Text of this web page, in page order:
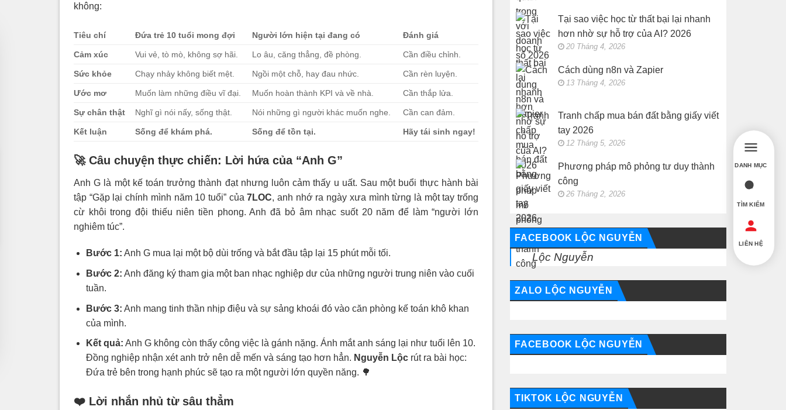
không:
Tiêu chí Đứa trẻ 10 tuổi mong đợi Người lớn hiện tại đang có Đánh giá
Cảm xúc Vui vẻ, tò mò, không sợ hãi. Lo âu, căng thẳng, đề phòng. Cần điều chỉnh.
Sức khỏe Chạy nhảy không biết mệt. Ngồi một chỗ, hay đau nhức. Cần rèn luyện.
Ước mơ Muốn làm những điều vĩ đại. Muốn hoàn thành KPI và về nhà. Cần thắp lửa.
Sự chân thật Nghĩ gì nói nấy, sống thật. Nói những gì người khác muốn nghe. Cần can đảm.
Kết luận Sống để khám phá. Sống để tồn tại. Hãy tái sinh ngay!
🚀 Câu chuyện thực chiến: Lời hứa của “Anh G”
Anh G là một kế toán trưởng thành đạt nhưng luôn cảm thấy u uất. Sau một buổi thực hành bài
tập “Gặp lại chính mình năm 10 tuổi” của7LOC, anh nhớ ra ngày xưa mình từng là một tay trống
cừ khôi trong đội thiếu niên tiền phong. Anh đã bỏ âm nhạc suốt 20 năm để làm “người lớn
nghiêm túc”.
Bước 1: Anh G mua lại một bộ dùi trống và bắt đầu tập lại 15 phút mỗi tối.
Bước 2: Anh đăng ký tham gia một ban nhạc nghiệp dư của những người trung niên vào cuối
tuần.
Bước 3: Anh mang tinh thần nhịp điệu và sự sảng khoái đó vào căn phòng kế toán khô khan
của mình.
Kết quả: Anh G không còn thấy công việc là gánh nặng. Ánh mắt anh sáng lại như tuổi lên 10.
Đồng nghiệp nhận xét anh trở nên dễ mến và sáng tạo hơn hẳn. Nguyễn Lộcrút ra bài học:
Đứa trẻ bên trong hạnh phúc sẽ tạo ra một người lớn quyền năng. 🌳
❤️ Lời nhắn nhủ từ sâu thẳm
Tại sao việc học từ thất bại lại nhanh
hơn nhờ sự hỗ trợ của AI? 2026
20 Tháng 4, 2026
Cách dùng n8n và Zapier
13 Tháng 4, 2026
Tranh chấp mua bán đất bằng giấy viết
tay 2026
12 Tháng 5, 2026
Phương pháp mô phỏng tư duy thành
công
26 Tháng 2, 2026
FACEBOOK LỘC NGUYỄN
Lộc Nguyễn
ZALO LỘC NGUYỄN
FACEBOOK LỘC NGUYỄN
TIKTOK LỘC NGUYỄN
DANH MỤC
TÌM KIẾM
LIÊN HỆ